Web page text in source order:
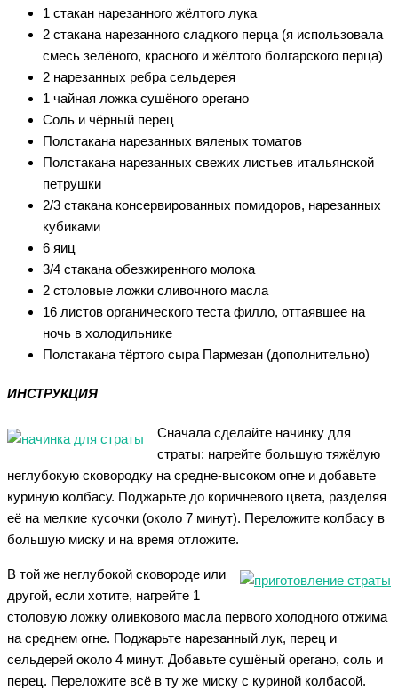
1 стакан нарезанного жёлтого лука
2 стакана нарезанного сладкого перца (я использовала
смесь зелёного, красного и жёлтого болгарского перца)
2 нарезанных ребра сельдерея
1 чайная ложка сушёного орегано
Соль и чёрный перец
Полстакана нарезанных вяленых томатов
Полстакана нарезанных свежих листьев итальянской
петрушки
2/3 стакана консервированных помидоров, нарезанных
кубиками
6 яиц
3/4 стакана обезжиренного молока
2 столовые ложки сливочного масла
16 листов органического теста филло, оттаявшее на
ночь в холодильнике
Полстакана тёртого сыра Пармезан (дополнительно)
ИНСТРУКЦИЯ
Сначала сделайте начинку для
страты: нагрейте большую тяжёлую
неглубокую сковородку на средне-высоком огне и добавьте
куриную колбасу. Поджарьте до коричневого цвета, разделяя
её на мелкие кусочки (около 7 минут). Переложите колбасу в
большую миску и на время отложите.
В той же неглубокой сковороде или
другой, если хотите, нагрейте 1
столовую ложку оливкового масла первого холодного отжима
на среднем огне. Поджарьте нарезанный лук, перец и
сельдерей около 4 минут. Добавьте сушёный орегано, соль и
перец. Переложите всё в ту же миску с куриной колбасой.